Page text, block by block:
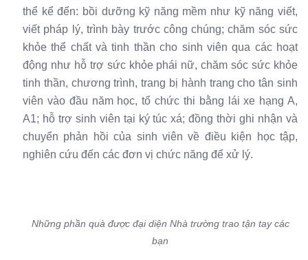
thể kể đến: bồi dưỡng kỹ năng mềm như kỹ năng viết,
viết pháp lý, trình bày trước công chúng; chăm sóc sức
khỏe thể chất và tinh thần cho sinh viên qua các hoạt
động như hỗ trợ sức khỏe phái nữ, chăm sóc sức khỏe
tinh thần, chương trình, trang bị hành trang cho tân sinh
viên vào đầu năm học, tổ chức thi bằng lái xe hạng A,
A1; hỗ trợ sinh viên tại ký túc xá; đồng thời ghi nhận và
chuyển phản hồi của sinh viên về điều kiện học tập,
nghiên cứu đến các đơn vị chức năng để xử lý.
Những phần quà được đại diện Nhà trường trao tận tay các
bạn